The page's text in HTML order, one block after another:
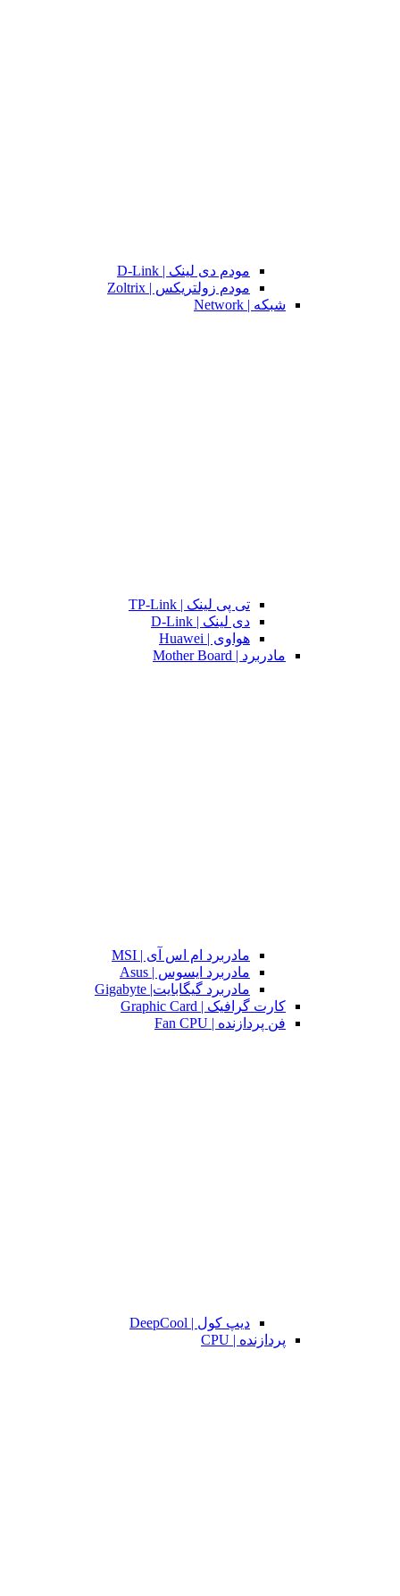
مودم دی لینک | D-Link
مودم زولتریکس | Zoltrix
شبکه | Network
تی پی لینک | TP-Link
دی لینک | D-Link
هواوی | Huawei
مادربرد | Mother Board
مادربرد ام اس آی | MSI
مادربرد ایسوس | Asus
مادربرد گیگابایت| Gigabyte
کارت گرافیک | Graphic Card
فن پردازنده | Fan CPU
دیپ کول | DeepCool
پردازنده | CPU